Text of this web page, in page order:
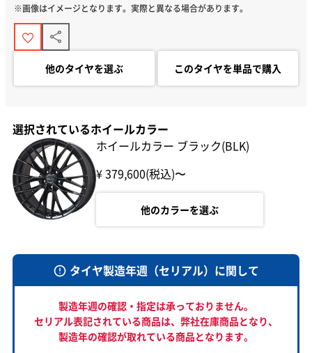
※画像はイメージとなります。実際と異なる場合があります。
他のタイヤを選ぶ このタイヤを単品で購入
選択されているホイールカラー
ホイールカラー ブラック(BLK)
¥ 379,600(税込)〜
他のカラーを選ぶ
タイヤ製造年週（セリアル）に関して
製造年週の確認・指定は承っておりません。
セリアル表記されている商品は、 弊社在庫商品となり、
製造年の確認が取れている商品となります。